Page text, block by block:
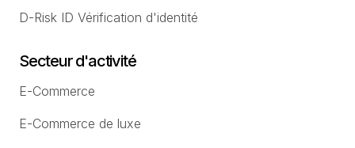
D-Risk ID Vérification d'identité
Secteur d'activité
E-Commerce
E-Commerce de luxe